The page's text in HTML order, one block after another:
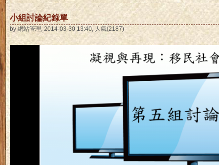
小組討論紀錄單
by 網站管理, 2014-03-30 13:40, 人氣(2187)